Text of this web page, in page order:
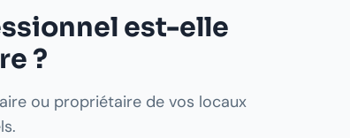
est-elle
?
ou propriétaire de vos locaux